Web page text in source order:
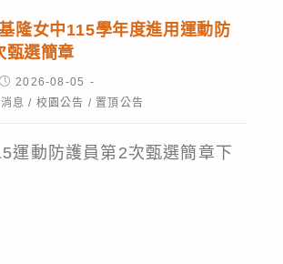
，
隆女中115學年度進用運動防
甄選簡章
Post2026-08-05
息 / 校園公告 / 置頂公告
運動防護員第2次甄選簡章下